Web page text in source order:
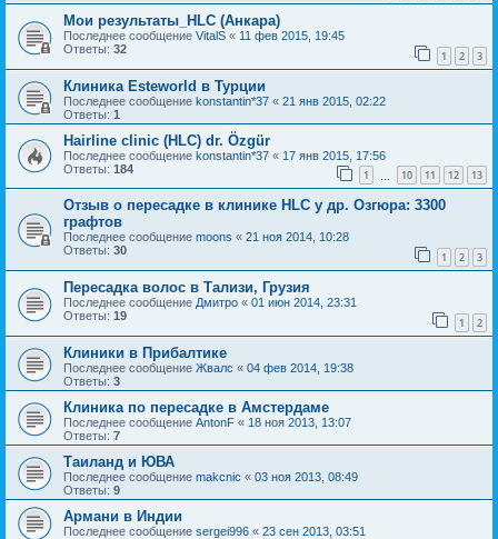
Мои результаты_HLC (Анкара)
Последнее сообщение VitalS « 11 фев 2015, 19:45
Ответы: 32 1 2 3
Клиника Esteworld в Турции
Последнее сообщение konstantin*37 « 21 янв 2015, 02:22
Ответы: 1
Hairline clinic (HLC) dr. Özgür
Последнее сообщение konstantin*37 « 17 янв 2015, 17:56
Ответы: 184 1 10 11 12 13
Отзыв о пересадке в клинике HLC у др. Озгюра: 3300
графтов
Последнее сообщение moons « 21 ноя 2014, 10:28
Ответы: 30 1 2 3
Пересадка волос в Тализи, Грузия
Последнее сообщение Дмитро « 01 июн 2014, 23:31
Ответы: 19 1 2
Клиники в Прибалтике
Последнее сообщение Жвалс « 04 фев 2014, 19:38
Ответы: 3
Клиника по пересадке в Амстердаме
Последнее сообщение AntonF « 18 ноя 2013, 13:07
Ответы: 7
Таиланд и ЮВА
Последнее сообщение makcnic « 03 ноя 2013, 08:49
Ответы: 9
Армани в Индии
Последнее сообщение sergei996 « 23 сен 2013, 03:51